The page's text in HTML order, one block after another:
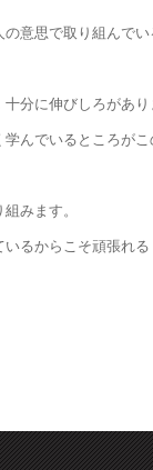
意思で取り組んでい
分に伸びしろがあり
んでいるところがこ
みます。
るからこそ頑張れる